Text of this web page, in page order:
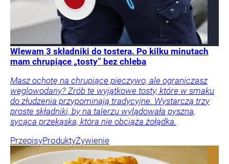
Wlewam 3 składniki do tostera. Po kilku minutach
mam chrupiące „tosty” bez chleba
Masz ochotę na chrupiące pieczywo, ale ograniczasz
węglowodany? Zrób te wyjątkowe tosty, które w smaku
do złudzenia przypominają tradycyjne. Wystarczą trzy
proste składniki, by na talerzu wylądowała pyszna,
sycąca przekąska, która nie obciąża żołądka.
PrzepisyProduktyŻywienie